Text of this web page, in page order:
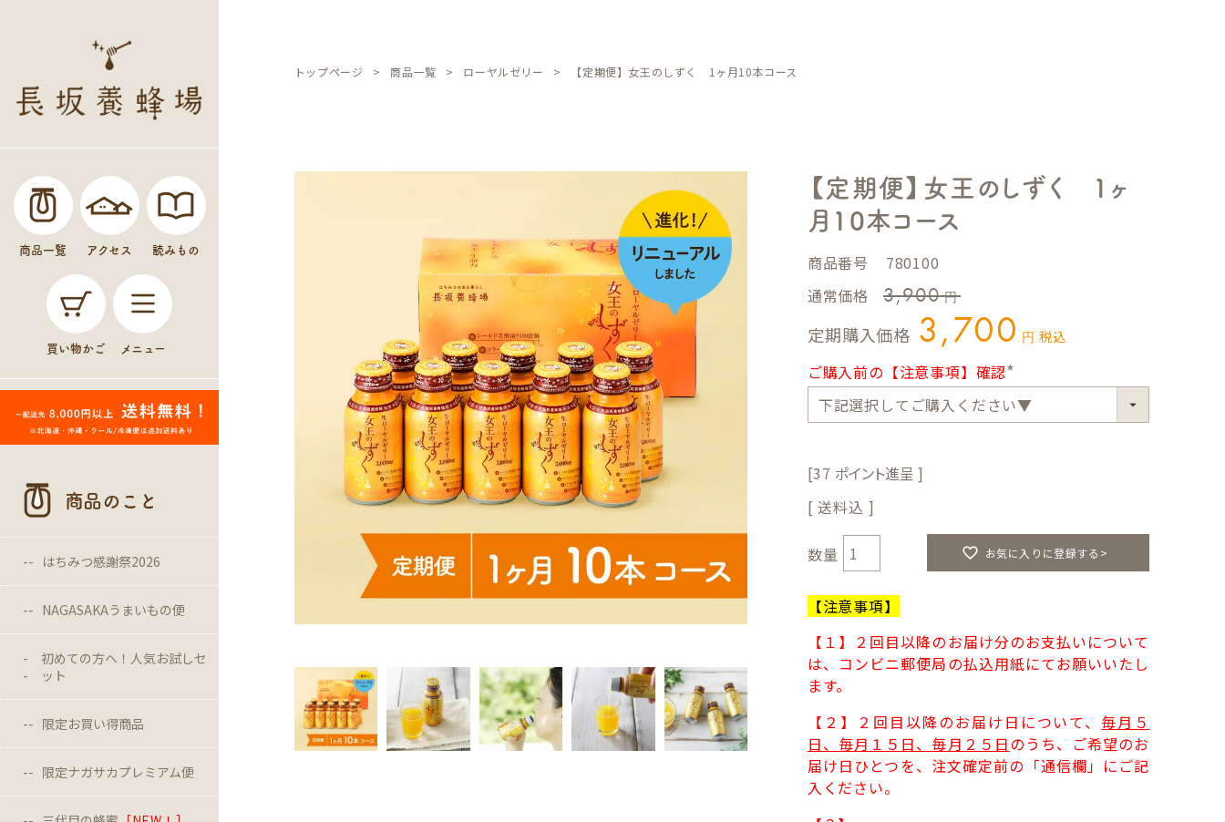
商品一覧 アクセス 読みもの
買い物かご メニュー
商品のこと
はちみつ感謝祭2026
NAGASAKAうまいもの便
初めての方へ！人気お試しセ
ット
限定お買い得商品
限定ナガサカプレミアム便
トップページ 商品一覧 ローヤルゼリー 【定期便】女王のしずく 1ヶ月10本コース
【定期便】女王のしずく 1ヶ
月10本コース
商品番号
780100
通常価格
3,900
定期購入価格 3,700 税込
ご購入前の【注意事項】確認
(
必
須
37
送料込
お気に入りに登録する>
【注意事項】
【１】２回目以降のお届け分のお支払いについて
は、コンビニ郵便局の払込用紙にてお願いいたし
ます。
【２】２回目以降のお届け日について、 毎月５
日、毎月１５日、毎月２５日のうち、ご希望のお
届け日ひとつを、注文確定前の「通信欄」にご記
入ください。